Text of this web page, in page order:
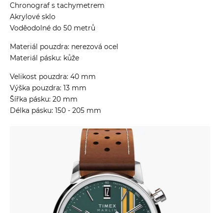
Chronograf s tachymetrem
Akrylové sklo
Voděodolné do 50 metrů
Materiál pouzdra: nerezová ocel
Materiál pásku: kůže
Velikost pouzdra: 40 mm
Výška pouzdra: 13 mm
Šířka pásku: 20 mm
Délka pásku: 150 - 205 mm